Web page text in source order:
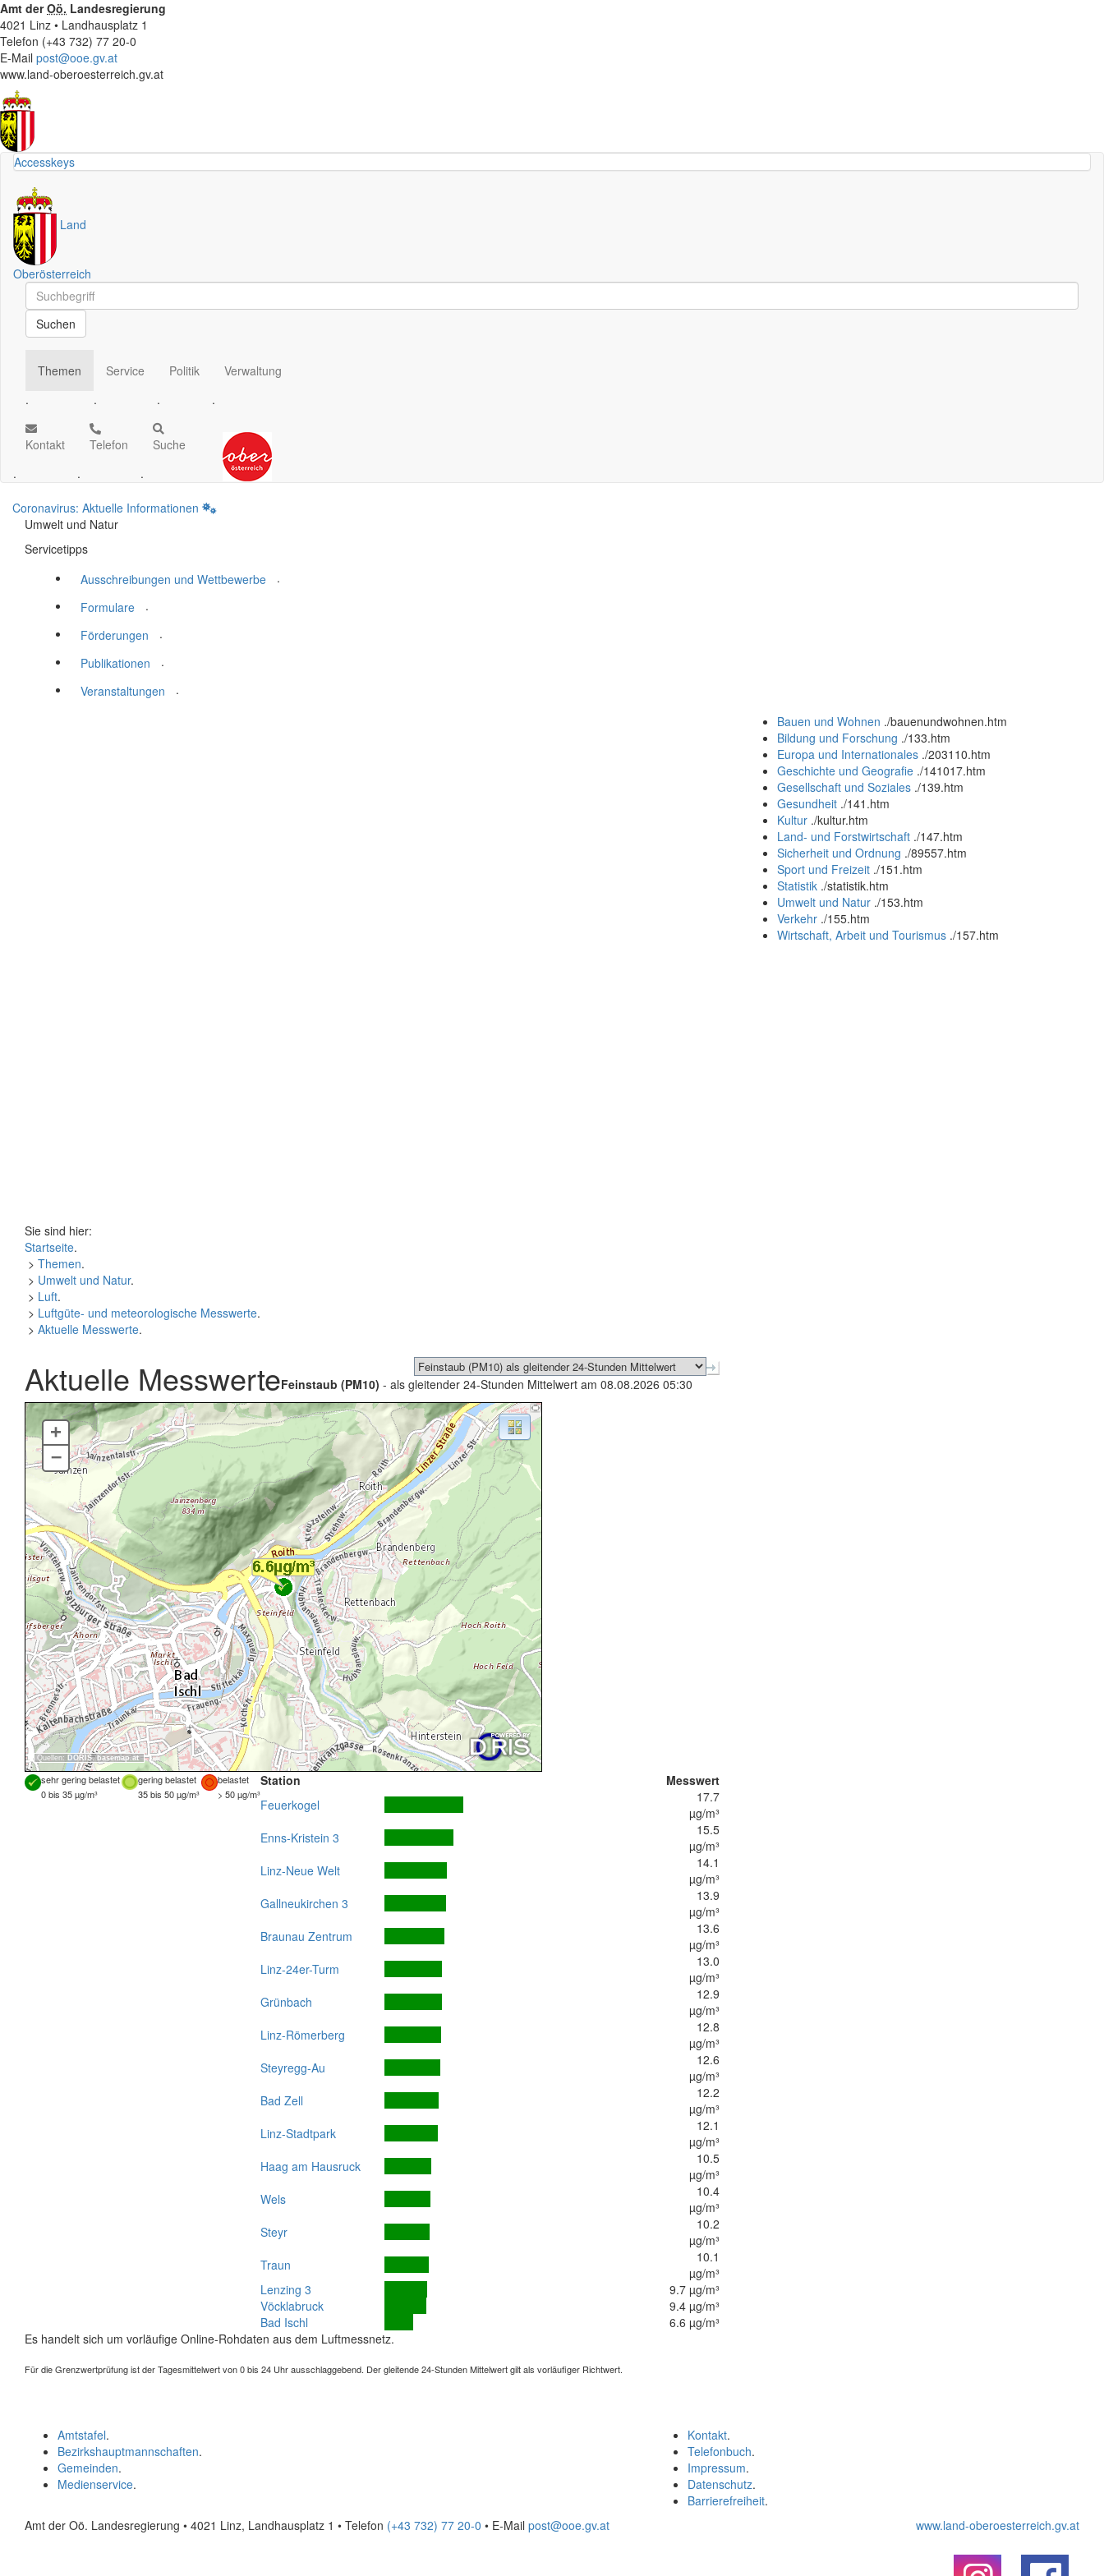
Amt derOö. Landesregierung
4021 Linz • Landhausplatz 1
Telefon (+43 732) 77 20-0
E-Mail post@ooe.gv.at
www.land-oberoesterreich.gv.at
Accesskeys
Land
Oberösterreich
Schnellsuche
Schnellsuche
Suchen
Themen
.
Service
.
Politik
.
Verwaltung
.
Kontakt
.
Telefon
.
Suche
.
Coronavirus: Aktuelle Informationen
Umwelt und Natur
Servicetipps
Ausschreibungen und Wettbewerbe
.
Formulare
.
Förderungen
.
Publikationen
.
Veranstaltungen
.
Bauen und Wohnen ./bauenundwohnen.htm
Bildung und Forschung ./133.htm
Europa und Internationales ./203110.htm
Geschichte und Geografie ./141017.htm
Gesellschaft und Soziales ./139.htm
Gesundheit ./141.htm
Kultur ./kultur.htm
Land- und Forstwirtschaft ./147.htm
Sicherheit und Ordnung ./89557.htm
Sport und Freizeit ./151.htm
Statistik ./statistik.htm
Umwelt und Natur ./153.htm
Verkehr ./155.htm
Wirtschaft, Arbeit und Tourismus ./157.htm
Sie sind hier:
Startseite.
> Themen.
> Umwelt und Natur.
> Luft.
> Luftgüte- und meteorologische Messwerte.
> Aktuelle Messwerte.
Aktuelle MesswerteFeinstaub (PM10) - als gleitender 24-Stunden Mittelwert am 08.08.2026 05:30
Quellen: DORIS, basemap.at
+
–
sehr gering belastet gering belastet
belastet
0 bis 35 µg/m³
35 bis 50 µg/m³ > 50 µg/m³
Station
Messwert
Feuerkogel
17.7
µg/m³
Enns-Kristein 3
15.5
µg/m³
Linz-Neue Welt
14.1
µg/m³
Gallneukirchen 3
13.9
µg/m³
Braunau Zentrum
13.6
µg/m³
Linz-24er-Turm
13.0
µg/m³
Grünbach
12.9
µg/m³
Linz-Römerberg
12.8
µg/m³
Steyregg-Au
12.6
µg/m³
Bad Zell
12.2
µg/m³
Linz-Stadtpark
12.1
µg/m³
Haag am Hausruck
10.5
µg/m³
Wels
10.4
µg/m³
Steyr
10.2
µg/m³
Traun
10.1
µg/m³
Lenzing 3
9.7 µg/m³
Vöcklabruck
9.4 µg/m³
Bad Ischl
6.6 µg/m³
Es handelt sich um vorläufige Online-Rohdaten aus dem Luftmessnetz.
Für die Grenzwertprüfung ist der Tagesmittelwert von 0 bis 24 Uhr ausschlaggebend. Der gleitende 24-Stunden Mittelwert gilt als vorläufiger Richtwert.
Kontakt.
Telefonbuch.
Impressum.
Datenschutz.
Barrierefreiheit.
Amtstafel.
Bezirkshauptmannschaften.
Gemeinden.
Medienservice.
Amt der Oö. Landesregierung • 4021 Linz, Landhausplatz 1 • Telefon (+43 732) 77 20-0 • E-Mail post@ooe.gv.at www.land-oberoesterreich.gv.at